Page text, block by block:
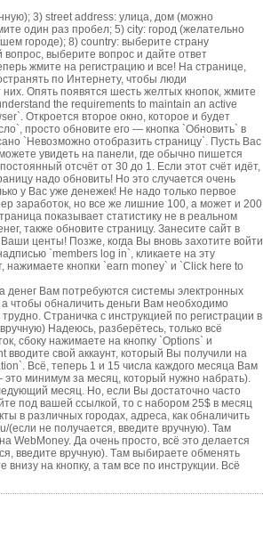
3) street address: улица, дом (можно
один раз пробел; 5) city: город (желательно
городе); 8) country: выберите страну
выберите вопрос и дайте ответ
жмите на регистрацию и все! На странице,
по Интернету, чтобы люди
Опять появятся шесть желтых кнопок, жмите
the requirements to maintain an active
Откроется второе окно, которое и будет
просто обновите его — кнопка `Обновить` в
`Невозможно отобразить страницу`. Пусть Вас
увидеть на панели, где обычно пишется
отсчёт от 30 до 1. Если этот счёт идёт,
надо обновить! Но это случается очень
у Вас уже денежек! Не надо только первое
заработок, но все же лишние 100, а может и 200
показывает статистику не в реальном
также обновите страницу. Занесите сайт в
центы! Позже, когда Вы вновь захотите войти
`members log in`, кликаете на эту
нажимаете кнопки `еаrn money` и `Сlick here to
Вам потребуются системы электронных
чтобы обналичить деньги Вам необходимо
Cтраничка с инструкцией по регистрации в
Надеюсь, разберётесь, только всё
сбоку нажимаете на кнопку `Options` и
свой аккаунт, который Вы получили на
Всё, теперь 1 и 15 числа каждого месяца Вам
минимум за месяц, который нужно набрать).
месяц. Но, если Вы достаточно часто
под вашей ссылкой, то с набором 25$ в месяц
в различных городах, адреса, как обналичить
(если не получается, введите вручную). Там
WebMoney. Да очень просто, всё это делается
введите вручную). Tам выбираете обменять
на кнопку, а там все по инструкции. Всё